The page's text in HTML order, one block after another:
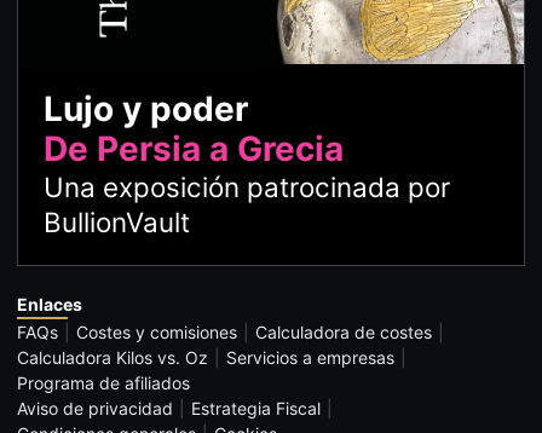
Lujo y poder
De Persia a Grecia
Una exposición patrocinada por
BullionVault
Enlaces
FAQs
Costes y comisiones
Calculadora de costes
Calculadora Kilos vs. Oz
Servicios a empresas
Programa de afiliados
Aviso de privacidad
Estrategia Fiscal